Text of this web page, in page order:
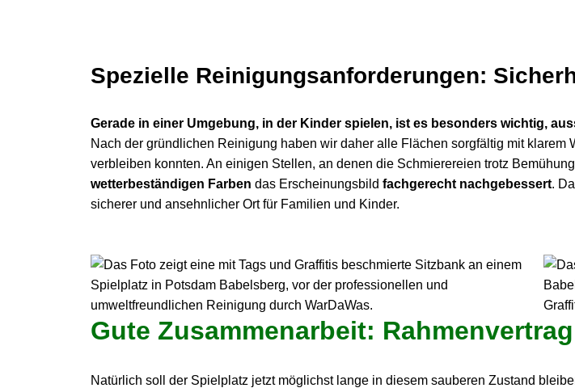
Spezielle Reinigungsanforderungen:
Gerade in einer Umgebung, in der Kinder spielen, ist es besonders wichtig,
Nach der gründlichen Reinigung haben wir daher alle Flächen sorgfältig mit
verbleiben konnten. An einigen Stellen, an denen die Schmierereien trotz
wetterbeständigen Farben das Erscheinungsbild fachgerecht nachgebessert.
sicherer und ansehnlicher Ort für Familien und Kinder.
Gute Zusammenarbeit:
Natürlich soll der Spielplatz jetzt möglichst lange in diesem sauberen Zustand